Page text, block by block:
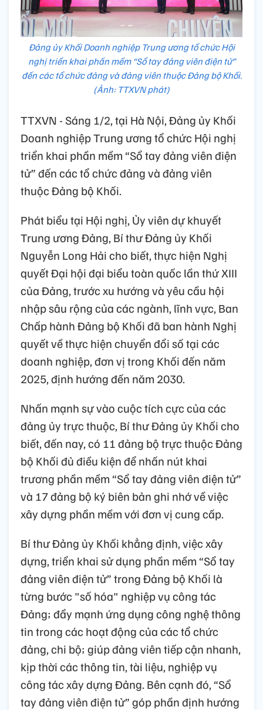
Đảng ủy Khối Doanh nghiệp Trung ương tổ chức Hội
nghị triển khai phần mềm “Sổ tay đảng viên điện tử”
đến các tổ chức đảng và đảng viên thuộc Đảng bộ Khối.
(Ảnh: TTXVN phát)
TTXVN - Sáng 1/2, tại Hà Nội, Đảng ủy Khối
Doanh nghiệp Trung ương tổ chức Hội nghị
triển khai phần mềm “Sổ tay đảng viên điện
tử” đến các tổ chức đảng và đảng viên
thuộc Đảng bộ Khối.
Phát biểu tại Hội nghị, Ủy viên dự khuyết
Trung ương Đảng, Bí thư Đảng ủy Khối
Nguyễn Long Hải cho biết, thực hiện Nghị
quyết Đại hội đại biểu toàn quốc lần thứ XIII
của Đảng, trước xu hướng và yêu cầu hội
nhập sâu rộng của các ngành, lĩnh vực, Ban
Chấp hành Đảng bộ Khối đã ban hành Nghị
quyết về thực hiện chuyển đổi số tại các
doanh nghiệp, đơn vị trong Khối đến năm
2025, định hướng đến năm 2030.
Nhấn mạnh sự vào cuộc tích cực của các
đảng ủy trực thuộc, Bí thư Đảng ủy Khối cho
biết, đến nay, có 11 đảng bộ trực thuộc Đảng
bộ Khối đủ điều kiện để nhấn nút khai
trương phần mềm “Sổ tay đảng viên điện tử”
và 17 đảng bộ ký biên bản ghi nhớ về việc
xây dựng phần mềm với đơn vị cung cấp.
Bí thư Đảng ủy Khối khẳng định, việc xây
dựng, triển khai sử dụng phần mềm “Sổ tay
đảng viên điện tử” trong Đảng bộ Khối là
từng bước "số hóa" nghiệp vụ công tác
Đảng; đẩy mạnh ứng dụng công nghệ thông
tin trong các hoạt động của các tổ chức
đảng, chi bộ; giúp đảng viên tiếp cận nhanh,
kịp thời các thông tin, tài liệu, nghiệp vụ
công tác xây dựng Đảng. Bên cạnh đó, “Sổ
tay đảng viên điện tử” góp phần định hướng